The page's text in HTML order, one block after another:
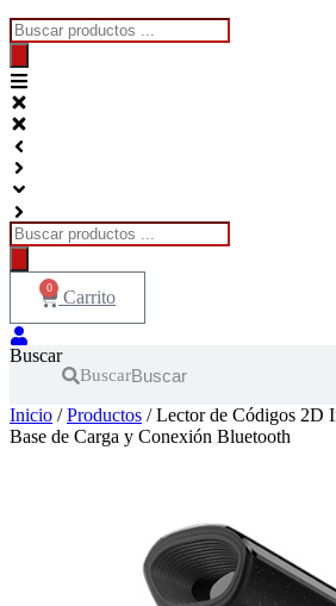
Búsqueda
de
productos
Búsqueda
de
productos
0 Carrito
Buscar
Buscar
Inicio /Productos / Lector de Códigos 2D
Base de Carga y Conexión Bluetooth